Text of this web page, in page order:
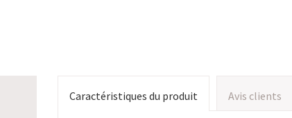
Caractéristiques du produit Avis clients